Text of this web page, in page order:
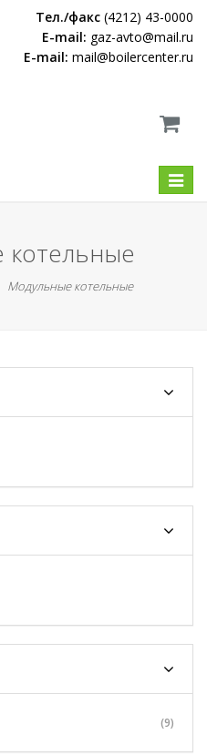
Тел./факс (4212) 43-0000
E-mail: gaz-avto@mail.ru
E-mail: mail@boilercenter.ru
Меню
Модульные котельные
(9)